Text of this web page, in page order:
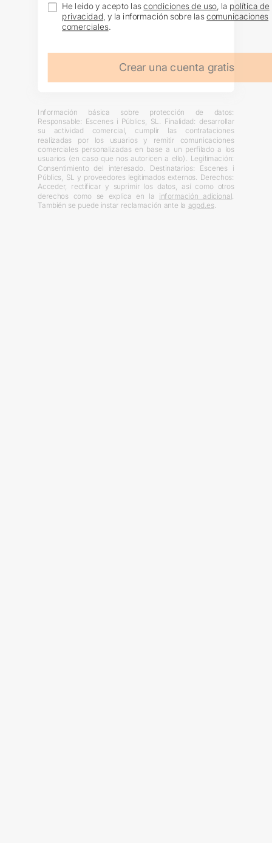
He leído y acepto lascondiciones de uso, la política de
privacidad, y la información sobre lascomunicaciones
comerciales.
Crear una cuenta gratis
Información básica sobre protección de datos:
Responsable: Escenes i Públics, SL. Finalidad: desarrollar
su actividad comercial, cumplir las contrataciones
realizadas por los usuarios y remitir comunicaciones
comerciales personalizadas en base a un perfilado a los
usuarios (en caso que nos autoricen a ello). Legitimación:
Consentimiento del interesado. Destinatarios: Escenes i
Públics, SL y proveedores legitimados externos. Derechos:
Acceder, rectificar y suprimir los datos, así como otros
derechos como se explica en la información adicional
También se puede instar reclamación ante la agpd.es.